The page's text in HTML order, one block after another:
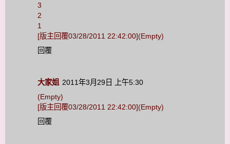
3
2
1
[版主回覆03/28/2011 22:42:00](Empty)
回覆
大家姐 2011年3月29日 上午5:30
(Empty)
[版主回覆03/28/2011 22:42:00](Empty)
回覆